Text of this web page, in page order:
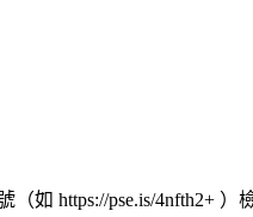
如 https://pse.is/4nfth2+ ）